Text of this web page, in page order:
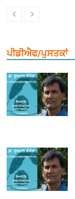
ਪੀਡੀਐਫ/ਪੁਸਤਕਾਂ